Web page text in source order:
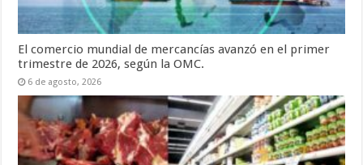
El comercio mundial de mercancías avanzó en el primer
trimestre de 2026, según la OMC.
6 de agosto, 2026